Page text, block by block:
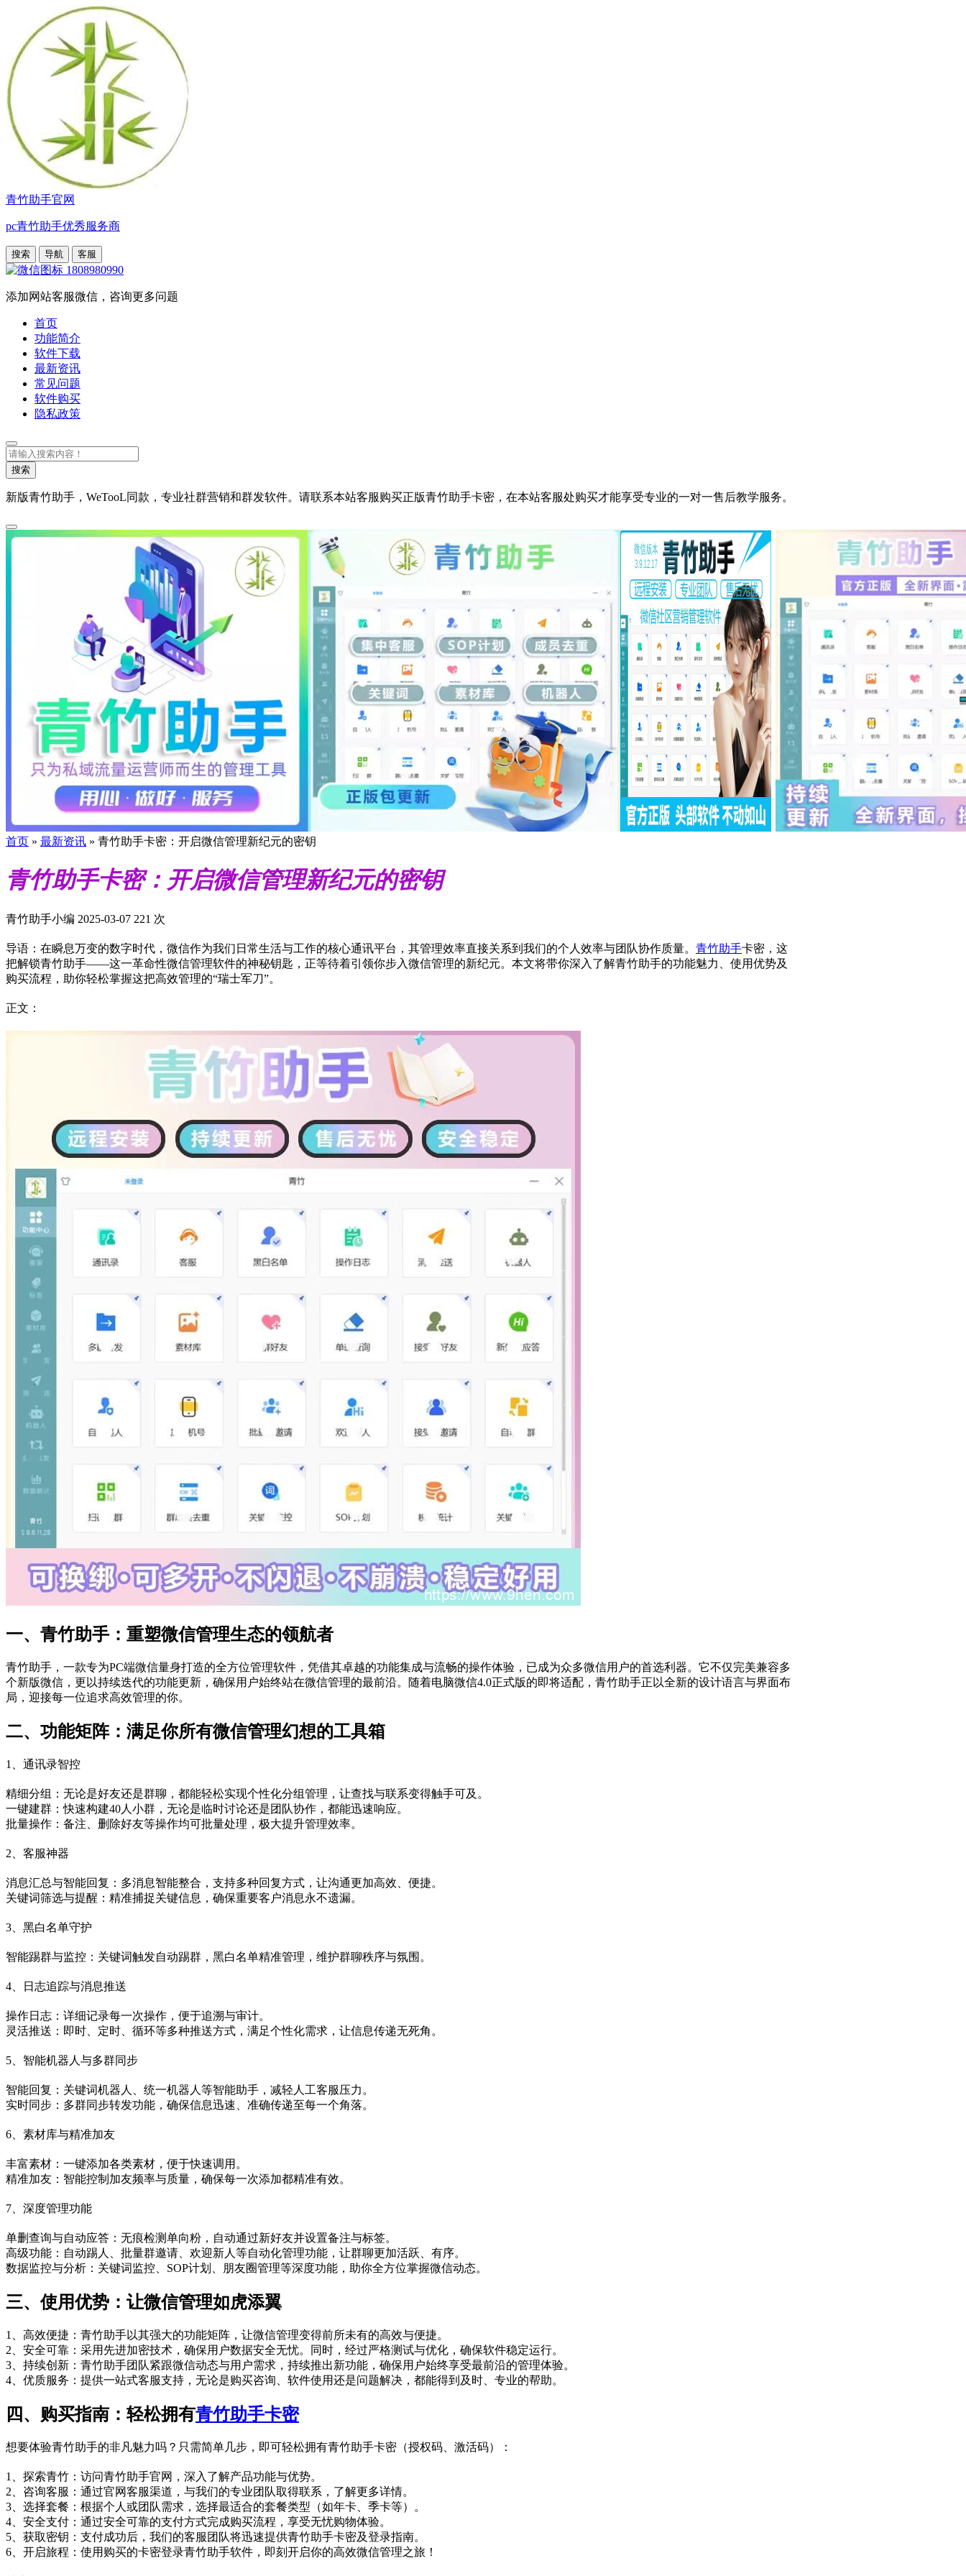
青竹助手官网
pc青竹助手优秀服务商
搜索 导航 客服
1808980990
添加网站客服微信，咨询更多问题
首页
功能简介
软件下载
最新资讯
常见问题
软件购买
隐私政策
搜
索搜索
新版青竹助手，WeTooL同款，专业社群营销和群发软件。请联系本站客服购买正版青竹助手卡密，在本站客服处购买才能享受专业的一对一售后教学服务。
首页 » 最新资讯 » 青竹助手卡密：开启微信管理新纪元的密钥
青竹助手卡密：开启微信管理新纪元的密钥
青竹助手小编 2025-03-07 221 次
导语‌：在瞬息万变的数字时代，微信作为我们日常生活与工作的核心通讯平台，其管理效率直接关系到我们的个人效率与团队协作质量。 青竹助手卡密，这
把解锁青竹助手——这一革命性微信管理软件的神秘钥匙，正等待着引领你步入微信管理的新纪元。本文将带你深入了解青竹助手的功能魅力、使用优势及
购买流程，助你轻松掌握这把高效管理的“瑞士军刀”。
正文‌：
一、青竹助手：重塑微信管理生态的领航者‌
青竹助手，一款专为PC端微信量身打造的全方位管理软件，凭借其卓越的功能集成与流畅的操作体验，已成为众多微信用户的首选利器。它不仅完美兼容多
个新版微信，更以持续迭代的功能更新，确保用户始终站在微信管理的最前沿。随着电脑微信4.0正式版的即将适配，青竹助手正以全新的设计语言与界面布
局，迎接每一位追求高效管理的你。
二、功能矩阵：满足你所有微信管理幻想的工具箱‌
1、通讯录智控‌
精细分组‌：无论是好友还是群聊，都能轻松实现个性化分组管理，让查找与联系变得触手可及。
一键建群‌：快速构建40人小群，无论是临时讨论还是团队协作，都能迅速响应。
批量操作‌：备注、删除好友等操作均可批量处理，极大提升管理效率。
2、客服神器‌
消息汇总与智能回复‌：多消息智能整合，支持多种回复方式，让沟通更加高效、便捷。
关键词筛选与提醒‌：精准捕捉关键信息，确保重要客户消息永不遗漏。
3、黑白名单守护‌
智能踢群与监控‌：关键词触发自动踢群，黑白名单精准管理，维护群聊秩序与氛围。
4、日志追踪与消息推送‌
操作日志‌：详细记录每一次操作，便于追溯与审计。
灵活推送‌：即时、定时、循环等多种推送方式，满足个性化需求，让信息传递无死角。
5、智能机器人与多群同步‌
智能回复‌：关键词机器人、统一机器人等智能助手，减轻人工客服压力。
实时同步‌：多群同步转发功能，确保信息迅速、准确传递至每一个角落。
6、素材库与精准加友‌
丰富素材‌：一键添加各类素材，便于快速调用。
精准加友‌：智能控制加友频率与质量，确保每一次添加都精准有效。
7、深度管理功能‌
单删查询与自动应答‌：无痕检测单向粉，自动通过新好友并设置备注与标签。
高级功能‌：自动踢人、批量群邀请、欢迎新人等自动化管理功能，让群聊更加活跃、有序。
数据监控与分析‌：关键词监控、SOP计划、朋友圈管理等深度功能，助你全方位掌握微信动态。
三、使用优势：让微信管理如虎添翼‌
1、高效便捷‌：青竹助手以其强大的功能矩阵，让微信管理变得前所未有的高效与便捷。
2、安全可靠‌：采用先进加密技术，确保用户数据安全无忧。同时，经过严格测试与优化，确保软件稳定运行。
3、持续创新‌：青竹助手团队紧跟微信动态与用户需求，持续推出新功能，确保用户始终享受最前沿的管理体验。
4、优质服务‌：提供一站式客服支持，无论是购买咨询、软件使用还是问题解决，都能得到及时、专业的帮助。
四、购买指南：轻松拥有青竹助手卡密
想要体验青竹助手的非凡魅力吗？只需简单几步，即可轻松拥有青竹助手卡密（授权码、激活码）：
1、探索青竹‌：访问青竹助手官网，深入了解产品功能与优势。
2、咨询客服‌：通过官网客服渠道，与我们的专业团队取得联系，了解更多详情。
3、选择套餐‌：根据个人或团队需求，选择最适合的套餐类型（如年卡、季卡等）。
4、安全支付‌：通过安全可靠的支付方式完成购买流程，享受无忧购物体验。
5、获取密钥‌：支付成功后，我们的客服团队将迅速提供青竹助手卡密及登录指南。
6、开启旅程‌：使用购买的卡密登录青竹助手软件，即刻开启你的高效微信管理之旅！